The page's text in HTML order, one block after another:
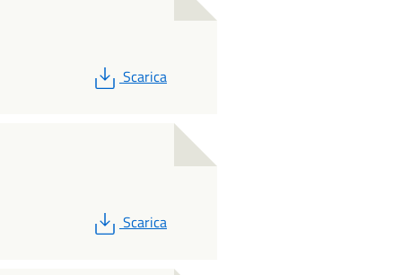
PDF
Scarica
PDF
Scarica